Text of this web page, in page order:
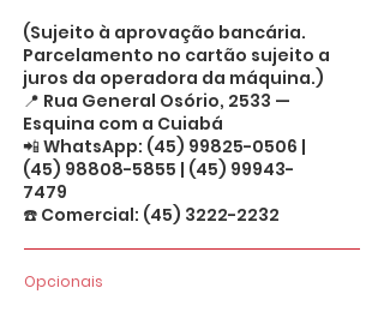
(Sujeito à aprovação bancária.
Parcelamento no cartão sujeito a
juros da operadora da máquina.)
📍 Rua General Osório, 2533 —
Esquina com a Cuiabá
📲 WhatsApp: (45) 99825-0506 |
(45) 98808-5855 | (45) 99943-
7479
☎️ Comercial: (45) 3222-2232
Opcionais